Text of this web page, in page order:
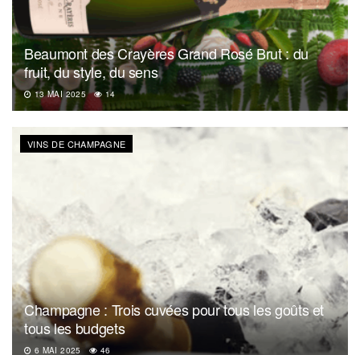
Beaumont des Crayères Grand Rosé Brut : du
fruit, du style, du sens
13 MAI 2025 14
VINS DE CHAMPAGNE
Champagne : Trois cuvées pour tous les goûts et
tous les budgets
6 MAI 2025 46